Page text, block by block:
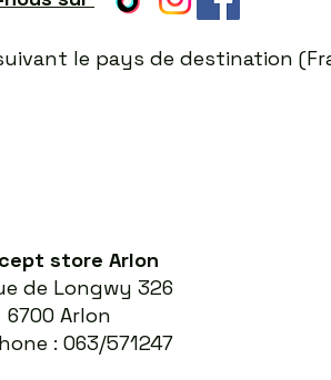
le pays de destination
store Arlon
de Longwy 326
6700 Arlon
: 063/571247